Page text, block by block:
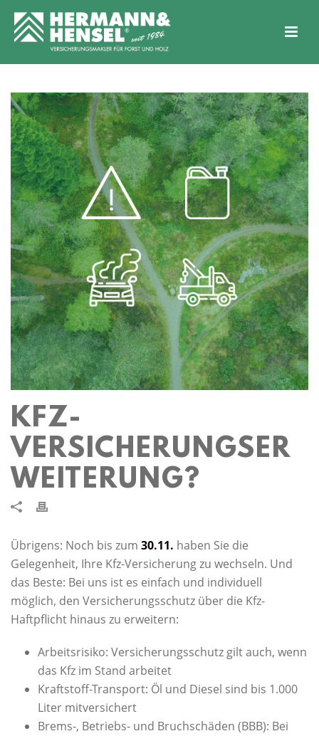
KFZ-
VERSICHERUNGSER
WEITERUNG?
Übrigens: Noch bis zum 30.11. haben Sie die
Gelegenheit, Ihre Kfz-Versicherung zu wechseln. Und
das Beste: Bei uns ist es einfach und individuell
möglich, den Versicherungsschutz über die Kfz-
Haftpflicht hinaus zu erweitern:
Arbeitsrisiko: Versicherungsschutz gilt auch, wenn
das Kfz im Stand arbeitet
Kraftstoff-Transport: Öl und Diesel sind bis 1.000
Liter mitversichert
Brems-, Betriebs- und Bruchschäden (BBB): Bei